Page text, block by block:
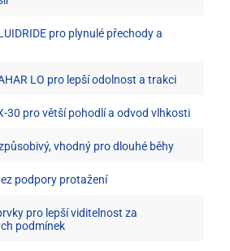
pro plynulé přechody a
LO pro lepší odolnost a trakci
30 pro větší pohodlí a odvod vlhkosti
vhodný pro dlouhé běhy
podpory protažení
pro lepší viditelnost za
podmínek